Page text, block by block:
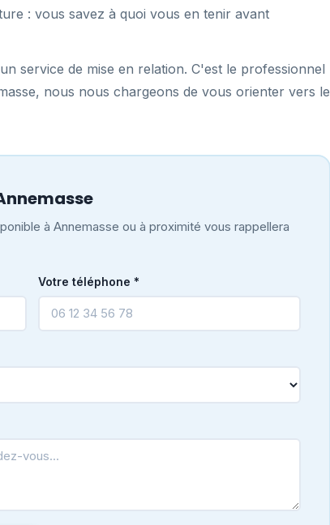
: vous savez à quoi vous en tenir avant
service de mise en relation. C'est le professionnel
nous nous chargeons de vous orienter vers le
à Annemasse ou à proximité vous rappellera
Votre téléphone *